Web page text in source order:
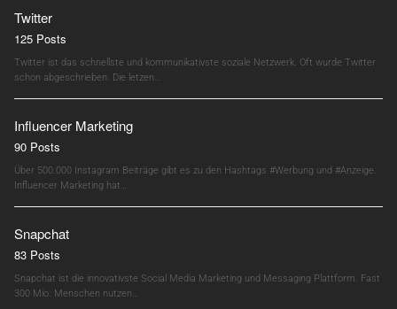
Twitter
125 Posts
Twitter ist das schnellste und kommunikativste soziale Netzwerk. Oft wurde Twitter
schon abgeschrieben. Die letzen…
Influencer Marketing
90 Posts
Über 500.000 Instagram Beiträge gibt es zu den Hashtags #Werbung und #Anzeige.
Influencer Marketing hat…
Snapchat
83 Posts
Snapchat ist die innovativste Social Media Marketing und Messaging Plattform. Fast
300 Mio. Menschen nutzen…